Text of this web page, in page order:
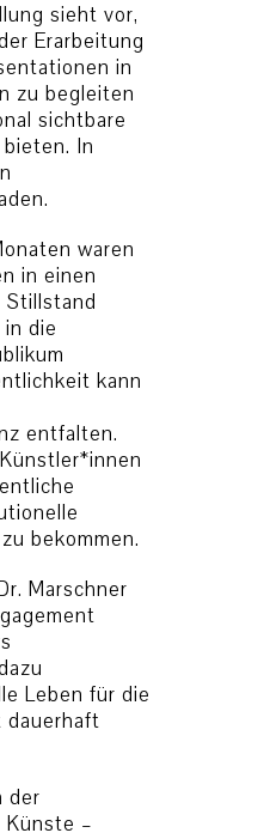
sieht vor,
Erarbeitung
in
zu begleiten
sichtbare
In
waren
in einen
die
kann
entfalten.
bekommen.
Marschner
Leben für die
dauerhaft
der
–